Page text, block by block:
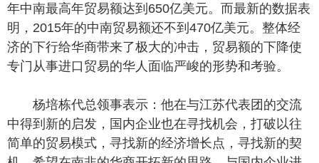
年中南最高年贸易额达到650亿美元。而最新的数据表
明，2015年的中南贸易额还不到470亿美元。整体经
济的下行给华商带来了极大的冲击，贸易额的下降使
专门从事进口贸易的华人面临严峻的形势和考验。
杨培栋代总领事表示：他在与江苏代表团的交流
中得到新的启发，国内企业也在寻找机会，打破以往
简单的贸易模式，寻找新的经济增长点，寻找新的契